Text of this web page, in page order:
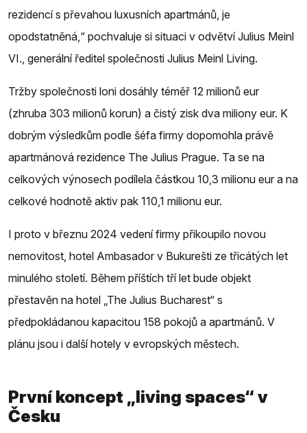
rezidencí s převahou luxusních apartmánů, je
opodstatněná,“ pochvaluje si situaci v odvětví Julius Meinl
VI., generální ředitel společnosti Julius Meinl Living.
Tržby společnosti loni dosáhly téměř 12 milionů eur
(zhruba 303 milionů korun) a čistý zisk dva miliony eur. K
dobrým výsledkům podle šéfa firmy dopomohla právě
apartmánová rezidence The Julius Prague. Ta se na
celkových výnosech podílela částkou 10,3 milionu eur a na
celkové hodnotě aktiv pak 110,1 milionu eur.
I proto v březnu 2024 vedení firmy přikoupilo novou
nemovitost, hotel Ambasador v Bukurešti ze třicátých let
minulého století. Během příštích tří let bude objekt
přestavěn na hotel „The Julius Bucharest“ s
předpokládanou kapacitou 158 pokojů a apartmánů. V
plánu jsou i další hotely v evropských městech.
První koncept „living spaces“ v
Česku